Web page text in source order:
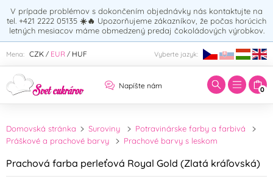
V prípade problémov s dokončením objednávky nás kontaktujte na
tel. +421 2222 05135 ☀️🔥 Upozorňujeme zákazníkov, že počas horúcich
letných mesiacov máme obmedzený predaj čokoládových výrobkov.
Mena: CZK / EUR / HUF Vyberte jazyk:
Napíšte nám 0
Zadajte hľadaný výraz:
Domovská stránka Suroviny
Potravinárske farby a farbivá
Práškové a prachové barvy
Prachové barvy s leskom
Prachová farba perleťová Royal Gold (Zlatá kráľovská)